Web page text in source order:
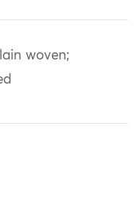
woven;